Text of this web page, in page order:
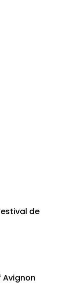
de
Avignon